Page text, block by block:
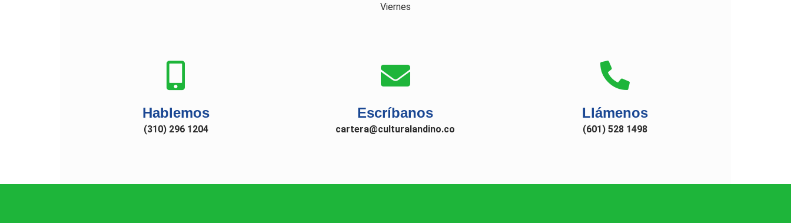
Viernes
Hablemos
(310) 296 1204
Escríbanos
cartera@culturalandino.co
Llámenos
(601) 528 1498